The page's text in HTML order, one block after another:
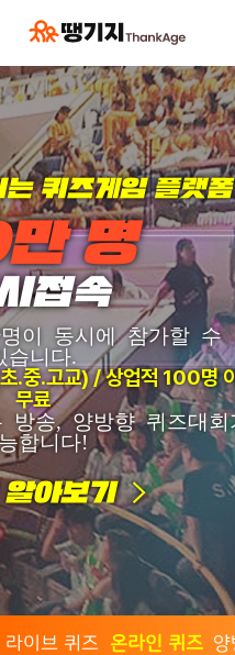
온·오
하이브리드형
원스
퀴즈
최적화된 퀴즈, 설문
통해 보다 간편
드리
자세히
라이브 퀴즈 온라인 퀴즈